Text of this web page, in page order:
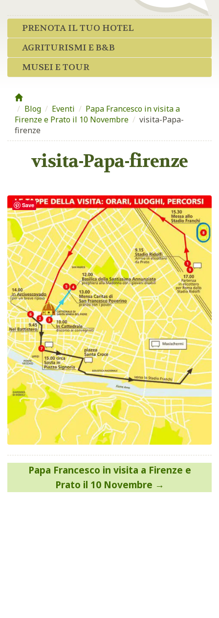
PRENOTA IL TUO HOTEL
AGRITURISMI E B&B
MUSEI E TOUR
Blog / Eventi / Papa Francesco in visita a
Firenze e Prato il 10 Novembre / visita-Papa-
firenze
visita-Papa-firenze
Navigazione
articoli
Papa Francesco in visita a Firenze e
Prato il 10 Novembre
Save